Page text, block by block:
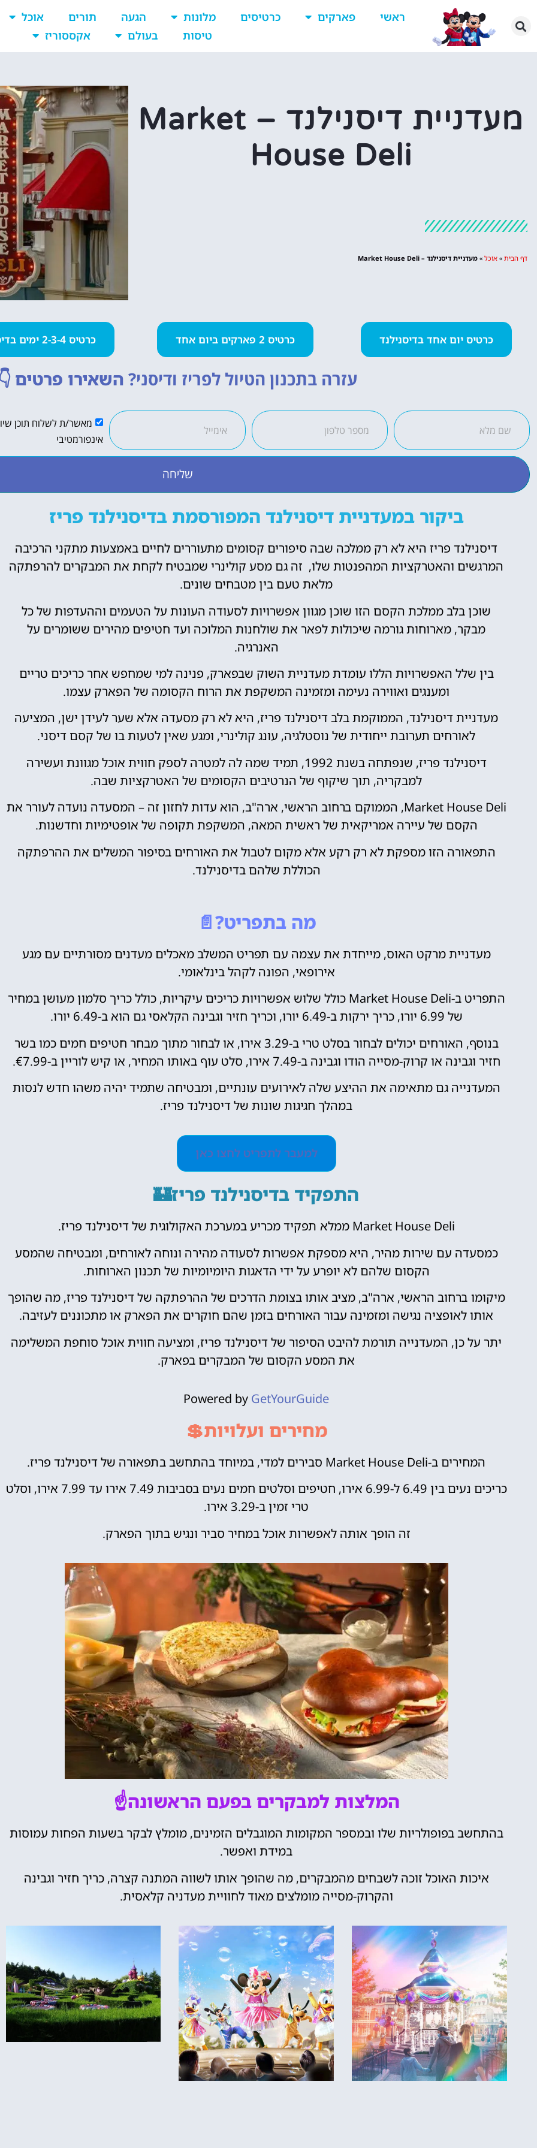
ראשי פארקים כרטיסים מלונות הגעה תורים אוכל
טיסות
בעולם אקססוריז
מעדניית דיסנילנד – Market
House Deli
דף הבית » אוכל » מעדניית דיסנילנד – Market House Deli
כרטיס יום אחד בדיסנילנד כרטיס 2 פארקים ביום אחד כרטיס 2-3-4 ימים בדיסנילנד
עזרה בתכנון הטיול לפריז ודיסני? השאירו פרטים 👇
מאשר/ת לשלוח תוכן
אינפורמטיבי
שליחה
ביקור במעדניית דיסנילנד המפורסמת בדיסנילנד פריז
דיסנילנד פריז היא לא רק ממלכה שבה סיפורים קסומים מתעוררים לחיים באמצעות מתקני הרכיבה
המרגשים והאטרקציות המהפנטות שלו, זה גם מסע קולינרי שמבטיח לקחת את המבקרים להרפתקה
מלאת טעם בין מטבחים שונים.
שוכן בלב ממלכת הקסם הזו שוכן מגוון אפשרויות לסעודה העונות על הטעמים וההעדפות של כל
מבקר, מארוחות גורמה שיכולות לפאר את שולחנות המלוכה ועד חטיפים מהירים ששומרים על
האנרגיה.
בין שלל האפשרויות הללו עומדת מעדניית השוק שבפארק, פנינה למי שמחפש אחר כריכים טריים
ומענגים ואווירה נעימה ומזמינה המשקפת את הרוח הקסומה של הפארק עצמו.
מעדניית דיסנילנד, הממוקמת בלב דיסנילנד פריז, היא לא רק מסעדה אלא שער לעידן ישן, המציעה
לאורחים תערובת ייחודית של נוסטלגיה, עונג קולינרי, ומגע שאין לטעות בו של קסם דיסני.
דיסנילנד פריז, שנפתחה בשנת 1992, תמיד שמה לה למטרה לספק חווית אוכל מגוונת ועשירה
למבקריה, תוך שיקוף של הנרטיבים הקסומים של האטרקציות שבה.
Market House Deli, הממוקם ברחוב הראשי, ארה"ב, הוא עדות לחזון זה – המסעדה נועדה לעורר את
הקסם של עיירה אמריקאית של ראשית המאה, המשקפת תקופה של אופטימיות וחדשנות.
התפאורה הזו מספקת לא רק רקע אלא מקום לטבול את האורחים בסיפור המשלים את ההרפתקה
הכוללת שלהם בדיסנילנד.
מה בתפריט?📄
מעדניית מרקט האוס, מייחדת את עצמה עם תפריט המשלב מאכלים מעדנים מסורתיים עם מגע
אירופאי, הפונה לקהל בינלאומי.
התפריט ב-Market House Deli כולל שלוש אפשרויות כריכים עיקריות, כולל כריך סלמון מעושן במחיר
של 6.99 יורו, כריך ירקות ב-6.49 יורו, וכריך חזיר וגבינה הקלאסי גם הוא ב-6.49 יורו.
בנוסף, האורחים יכולים לבחור בסלט טרי ב-3.29 אירו, או לבחור מתוך מבחר חטיפים חמים כמו בשר
חזיר וגבינה או קרוק-מסייה הודו וגבינה ב-7.49 אירו, סלט עוף באותו המחיר, או קיש לוריין ב-€7.99.
המעדנייה גם מתאימה את ההיצע שלה לאירועים עונתיים, ומבטיחה שתמיד יהיה משהו חדש לנסות
במהלך חגיגות שונות של דיסנילנד פריז.
למעבר לתפריט לחצו כאן
התפקיד בדיסנילנד פריז🏰
Market House Deli ממלא תפקיד מכריע במערכת האקולוגית של דיסנילנד פריז.
כמסעדה עם שירות מהיר, היא מספקת אפשרות לסעודה מהירה ונוחה לאורחים, ומבטיחה שהמסע
הקסום שלהם לא יופרע על ידי הדאגות היומיומיות של תכנון הארוחות.
מיקומו ברחוב הראשי, ארה"ב, מציב אותו בצומת הדרכים של ההרפתקה של דיסנילנד פריז, מה שהופך
אותו לאופציה נגישה ומזמינה עבור האורחים בזמן שהם חוקרים את הפארק או מתכוננים לעזיבה.
יתר על כן, המעדנייה תורמת להיבט הסיפור של דיסנילנד פריז, ומציעה חווית אוכל סוחפת המשלימה
את המסע הקסום של המבקרים בפארק.
Powered by GetYourGuide
מחירים ועלויות💲
המחירים ב-Market House Deli סבירים למדי, במיוחד בהתחשב בתפאורה של דיסנילנד פריז.
כריכים נעים בין 6.49 ל-6.99 אירו, חטיפים וסלטים חמים נעים בסביבות 7.49 אירו עד 7.99 אירו, וסלט
טרי זמין ב-3.29 אירו.
זה הופך אותה לאפשרות אוכל במחיר סביר ונגיש בתוך הפארק.
המלצות למבקרים בפעם הראשונה☝️
בהתחשב בפופולריות שלו ובמספר המקומות המוגבלים הזמינים, מומלץ לבקר בשעות הפחות עמוסות
במידת ואפשר.
איכות האוכל זוכה לשבחים מהמבקרים, מה שהופך אותו לשווה המתנה קצרה, כריך חזיר וגבינה
והקרוק-מסייה מומלצים מאוד לחוויית מעדניה קלאסית.